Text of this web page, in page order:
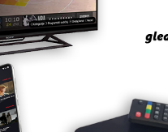
godine!